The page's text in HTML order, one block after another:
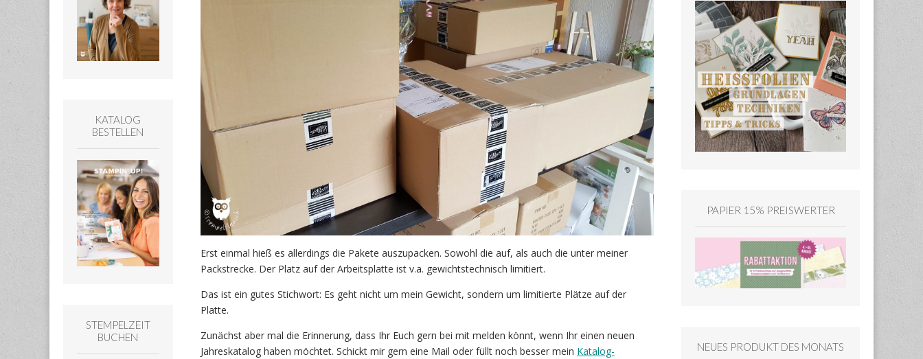
Erst einmal hieß es allerdings die Pakete auszupacken. Sowohl die auf, als auch die unter meiner
Packstrecke. Der Platz auf der Arbeitsplatte ist v.a. gewichtstechnisch limitiert.
Das ist ein gutes Stichwort: Es geht nicht um mein Gewicht, sondern um limitierte Plätze auf der
Platte.
Zunächst aber mal die Erinnerung, dass Ihr Euch gern bei mit melden könnt, wenn Ihr einen neuen
Jahreskatalog haben möchtet. Schickt mir gern eine Mail oder füllt noch besser mein Katalog-
KATALOG
BESTELLEN
STEMPELZEIT
BUCHEN
PAPIER 15% PREISWERTER
NEUES PRODUKT DES MONATS